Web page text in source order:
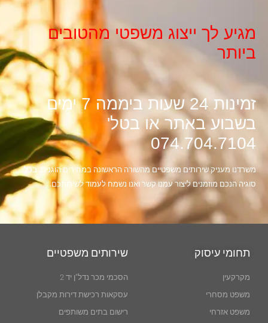
מגיע לך ייצוג משפטי מהטובים
ביותר
זמינות 24 שעות ביממה 7 ימים
בשבוע באתר או בטל'
074.704.7104
משרדנו מעניק שירותים משפטיים מהשורה הראשונה במחירים הוגנים. בכל
סוגיה הנכם מוזמנים ליצור עמנו קשר ואנו נשמח לעמוד לשירותכם.
תחומי עיסוק
מקרקעין
משפט מסחרי
משפט אזרחי
שירותים משפטיים
הסכמי מכר נדל"ן יד 2
עסקאות רכישת דירות מקבלן
רישום בתים משותפים